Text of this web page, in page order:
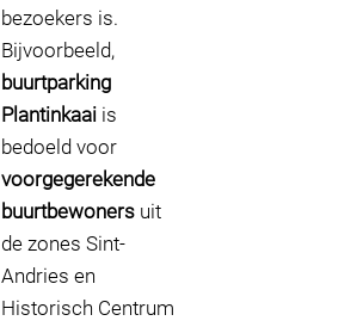
bezoekers is.
Bijvoorbeeld,
buurtparking
Plantinkaai is
bedoeld voor
voorgegerekende
buurtbewoners uit
de zones Sint-
Andries en
Historisch Centrum